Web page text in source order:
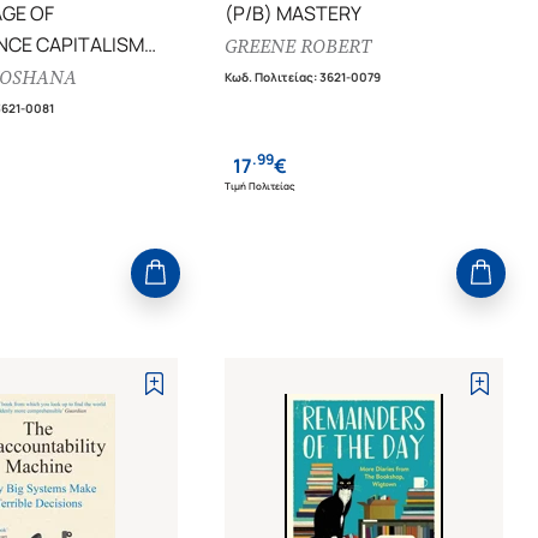
OF
CAPITALISM
A HUMAN
NEW FRONTIER
0081
(P/B) MASTERY
GREENE ROBERT
Κωδ. Πολιτείας:3621-0079
17.99€
Τιμή Πολιτείας